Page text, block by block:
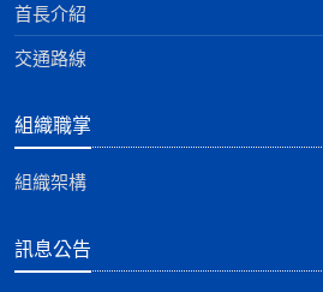
首長介紹
交通路線
組織職掌
組織架構
訊息公告